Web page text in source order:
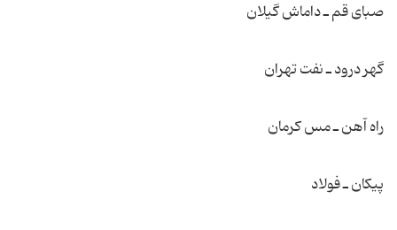
صبای قم ـ داماش گیلان
گهر درود ـ نفت تهران
راه آهن ـ مس كرمان
پیكان ـ فولاد